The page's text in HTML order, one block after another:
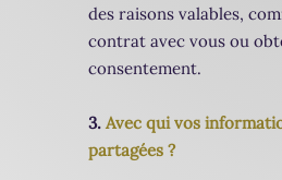
des raisons valables,
contrat avec vous ou
consentement.
3. Avec qui vos
partagées ?